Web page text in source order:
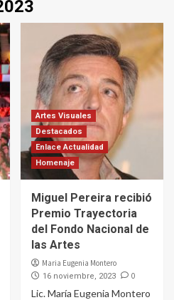
Artes Visuales
Destacados
Enlace Actualidad
Homenaje
Miguel Pereira recibió
Premio Trayectoria
del Fondo Nacional de
las Artes
Maria Eugenia Montero
16 noviembre, 2023 0
Lic. María Eugenia Montero